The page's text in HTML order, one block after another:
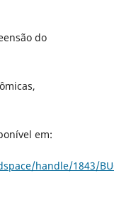
do
em:
handle/1843/